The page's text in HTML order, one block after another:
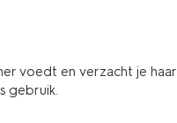
voedt en verzacht je haar
gebruik.